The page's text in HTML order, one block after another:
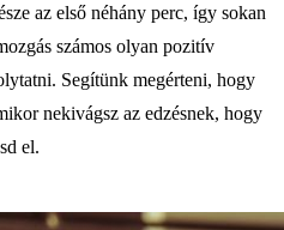
az első néhány perc, így sokan
számos olyan pozitív
Segítünk megérteni, hogy
nekivágsz az edzésnek, hogy
el.